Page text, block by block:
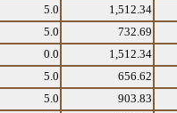
5.0 1,512.34
5.0 732.69
0.0 1,512.34
5.0 656.62
5.0 903.83